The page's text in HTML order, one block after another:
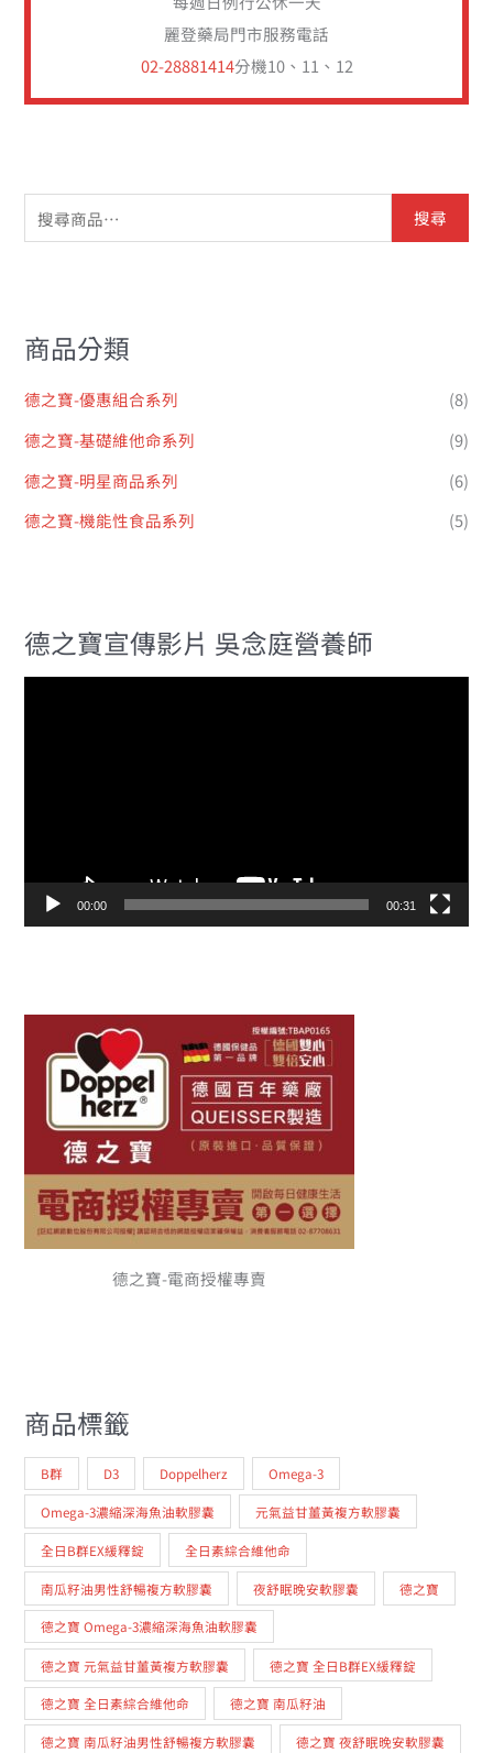
麗登藥局門市服務電話
02-28881414分機10、11、12
搜尋
商品分類
德之寶-優惠組合系列
(8)
德之寶-基礎維他命系列
(9)
德之寶-明星商品系列
(6)
德之寶-機能性食品系列
(5)
德之寶宣傳影片 吳念庭營養師
00:00 00:31
德之寶-電商授權專賣
商品標籤
B群 D3 Doppelherz Omega-3
Omega-3濃縮深海魚油軟膠囊 元氣益甘薑黃複方軟膠囊
全日B群EX緩釋錠 全日素綜合維他命
南瓜籽油男性舒暢複方軟膠囊 夜舒眠晚安軟膠囊 德之寶
德之寶 Omega-3濃縮深海魚油軟膠囊
德之寶 元氣益甘薑黃複方軟膠囊 德之寶 全日B群EX緩釋錠
德之寶 全日素綜合維他命 德之寶 南瓜籽油
德之寶 南瓜籽油男性舒暢複方軟膠囊 德之寶 夜舒眠晚安軟膠囊